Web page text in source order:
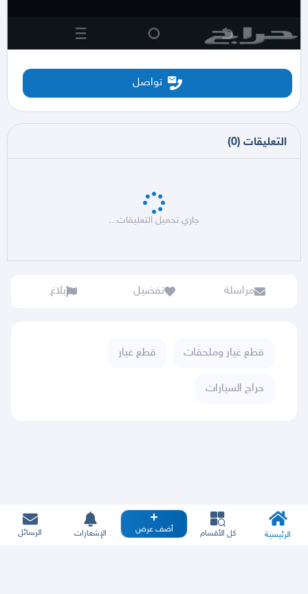
تواصل
التعليقات (
0
)
جاري تحميل التعليقات...
مراسلة تفضيل بلاغ
قطع غيار وملحقات قطع غيار
حراج السيارات
الرئيسية كل الأقسام أضف عرض الإشعارات الرسائل